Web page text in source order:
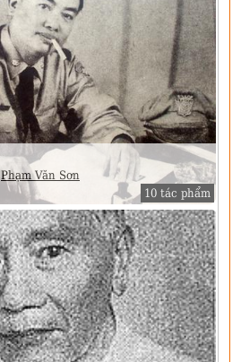
Phạm Văn Sơn
10 tác phẩm